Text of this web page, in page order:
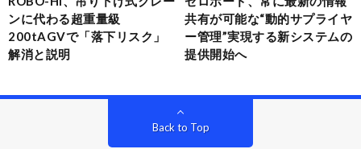
ンに代わる超重量級
200tAGVで「落下リスク」
解消と説明
共有が可能な“動的サプライヤ
ー管理”実現する新システムの
提供開始へ
Back to Top